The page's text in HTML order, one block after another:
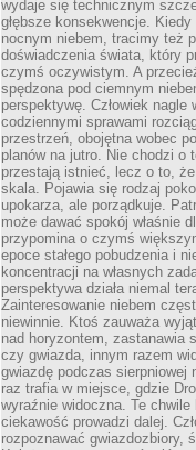
wydaje się technicznym
głębsze konsekwencje.
nocnym niebem, tracimy też
doświadczenia świata, który
czymś oczywistym. A
spędzona pod ciemnym
perspektywę. Człowiek nagle
codziennymi sprawami
przestrzeń, obojętna wobec
planów na jutro. Nie chodzi o
przestają istnieć, lecz o to,
skala. Pojawia się rodzaj
upokarza, ale porządkuje.
może dawać spokój właśnie
przypomina o czymś
epoce stałego pobudzenia i
koncentracji na własnych
perspektywa działa niemal
Zainteresowanie niebem
niewinnie. Ktoś zauważa
nad horyzontem, zastanawia
czy gwiazda, innym razem
gwiazdę podczas sierpniowej
raz trafia w miejsce, gdzie
wyraźnie widoczna. Te
ciekawość prowadzi dalej.
rozpoznawać gwiazdozbiory,